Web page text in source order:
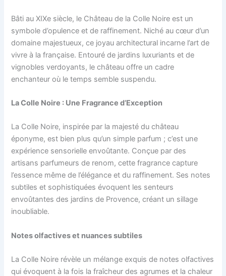
Bâti au XIXe siècle, le Château de la Colle Noire est un
symbole d’opulence et de raffinement. Niché au cœur d’un
domaine majestueux, ce joyau architectural incarne l’art de
vivre à la française. Entouré de jardins luxuriants et de
vignobles verdoyants, le château offre un cadre
enchanteur où le temps semble suspendu.
La Colle Noire : Une Fragrance d’Exception
La Colle Noire, inspirée par la majesté du château
éponyme, est bien plus qu’un simple parfum ; c’est une
expérience sensorielle envoûtante. Conçue par des
artisans parfumeurs de renom, cette fragrance capture
l’essence même de l’élégance et du raffinement. Ses notes
subtiles et sophistiquées évoquent les senteurs
envoûtantes des jardins de Provence, créant un sillage
inoubliable.
Notes olfactives et nuances subtiles
La Colle Noire révèle un mélange exquis de notes olfactives
qui évoquent à la fois la fraîcheur des agrumes et la chaleur